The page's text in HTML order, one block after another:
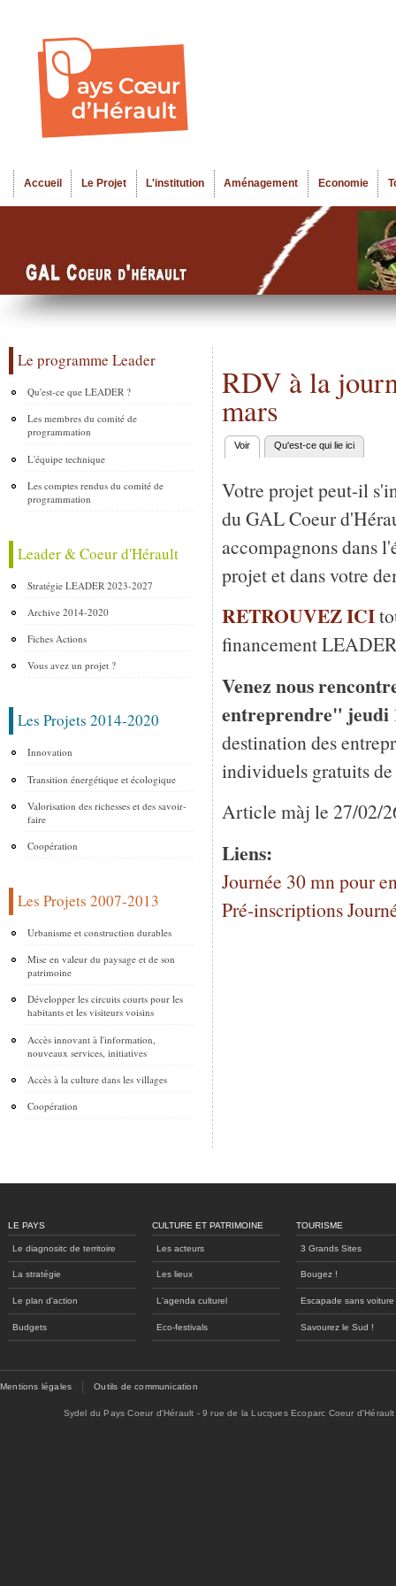
Menu principal
Accueil Le Projet L'institution Aménagement Economie
Le programme Leader
Qu'est-ce que LEADER ?
Les membres du comité de
programmation
L'équipe technique
Les comptes rendus du comité de
programmation
Leader & Coeur d'Hérault
Stratégie LEADER 2023-2027
Archive 2014-2020
Fiches Actions
Vous avez un projet ?
Les Projets 2014-2020
Innovation
Transition énergétique et écologique
Valorisation des richesses et des savoir-
faire
Coopération
Les Projets 2007-2013
Urbanisme et construction durables
Mise en valeur du paysage et de son
patrimoine
Développer les circuits courts pour les
habitants et les visiteurs voisins
Accès innovant à l'information,
nouveaux services, initiatives
Accès à la culture dans les villages
Coopération
RDV à la
mars
Onglets principaux
Voir (onglet actif)
Qu'est-ce qui lie ici
Votre projet peut-il
du GAL Coeur
accompagnons dans
projet et dans votre
RETROUVEZ ICI
financement
Venez nous
entreprendre" jeudi
destination des
individuels gratuits
Article màj le 27/02/
Liens:
Journée 30 mn pour
Pré-inscriptions
LE PAYS
Le diagnositc de territoire
La stratégie
Le plan d'action
Budgets
CULTURE ET PATRIMOINE
Les acteurs
Les lieux
L'agenda culturel
Eco-festivals
TOURISME
3 Grands Sites
Bougez !
Escapade sans voiture
Savourez le Sud !
Mentions légales Outils de communication
Sydel du Pays Coeur d'Hérault - 9 rue de la Lucques Ecoparc Coeur